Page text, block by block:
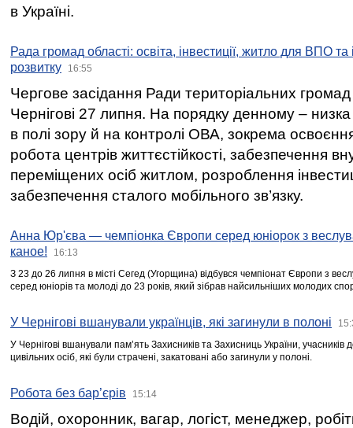
в Україні.
Рада громад області: освіта, інвестиції, житло для ВПО
розвитку
16:55
Чергове засідання Ради територіальних громад
Чернігові 27 липня. На порядку денному –
в полі зору й на контролі ОВА, зокрема освоєння
робота центрів життєстійкості, забезпечення
переміщених осіб житлом, розроблення
забезпечення сталого мобільного зв’язку.
Анна Юр'єва — чемпіонка Європи серед юніорок з
каное!
16:13
З 23 до 26 липня в місті Сегед (Угорщина) відбувся чемпіонат Європи з
серед юніорів та молоді до 23 років, який зібрав найсильніших молодих
У Чернігові вшанували українців, які загинули в полоні
У Чернігові вшанували пам’ять Захисників та Захисниць України,
цивільних осіб, які були страчені, закатовані або загинули у полоні.
Робота без бар’єрів 15:14
Водій, охоронник, вагар, логіст, менеджер,